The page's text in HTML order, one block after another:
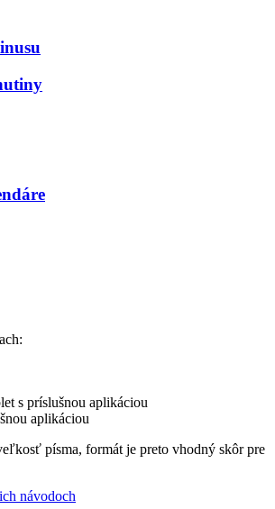
s príslušnou aplikáciou
aplikáciou
písma, formát je preto vhodný skôr pre
návodoch